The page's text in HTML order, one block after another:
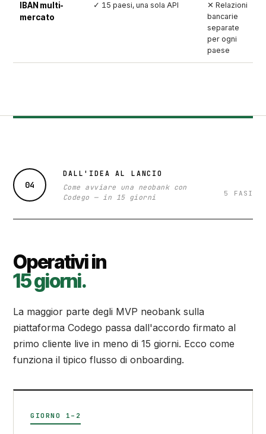
IBAN multi-
mercato
✓ 15 paesi, una sola API
✕ Relazioni
bancarie
separate
per ogni
paese
04
DALL'IDEA AL LANCIO
Come avviare una neobank con
Codego — in 15 giorni
5 FASI
Operativi in
15 giorni.
La maggior parte degli MVP neobank sulla
piattaforma Codego passa dall'accordo firmato al
primo cliente live in meno di 15 giorni. Ecco come
funziona il tipico flusso di onboarding.
GIORNO 1–2